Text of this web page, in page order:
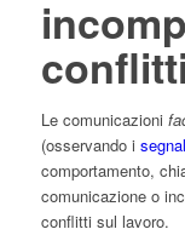
conflitti
Le comunicazioni
(osservando i
comportamento,
comunicazione o
conflitti sul lavoro.